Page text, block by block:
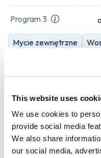
This website uses
We use cookies to
provide social media
We also share
our social media,
Program 3
Mycie zewnętrzne
Mycie zewnętrzne
Program 5
Sprzątanie wnętrza